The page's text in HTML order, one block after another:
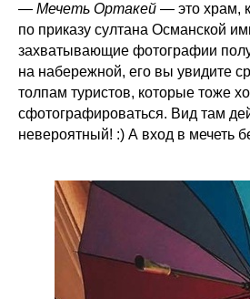
— Мечеть Ортакей — это храм,
по приказу султана Османской
захватывающие фотографии
на набережной, его вы увидите
толпам туристов, которые тоже
сфотографироваться. Вид там
невероятный! :) А вход в мечеть